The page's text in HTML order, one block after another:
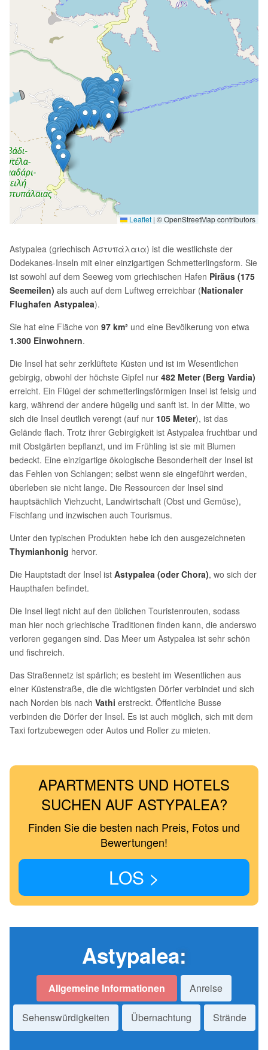
Leaflet | © OpenStreetMap contributors
Astypalea (griechisch Αστυπάλαια) ist die westlichste der
Dodekanes-Inseln mit einer einzigartigen Schmetterlingsform. Sie
ist sowohl auf dem Seeweg vom griechischen Hafen Piräus (175
Seemeilen) als auch auf dem Luftweg erreichbar (Nationaler
Flughafen Astypalea).
Sie hat eine Fläche von 97 km² und eine Bevölkerung von etwa
1.300 Einwohnern.
Die Insel hat sehr zerklüftete Küsten und ist im Wesentlichen
gebirgig, obwohl der höchste Gipfel nur 482 Meter (Berg Vardia)
erreicht. Ein Flügel der schmetterlingsförmigen Insel ist felsig und
karg, während der andere hügelig und sanft ist. In der Mitte, wo
sich die Insel deutlich verengt (auf nur 105 Meter), ist das
Gelände flach. Trotz ihrer Gebirgigkeit ist Astypalea fruchtbar und
mit Obstgärten bepflanzt, und im Frühling ist sie mit Blumen
bedeckt. Eine einzigartige ökologische Besonderheit der Insel ist
das Fehlen von Schlangen; selbst wenn sie eingeführt werden,
überleben sie nicht lange. Die Ressourcen der Insel sind
hauptsächlich Viehzucht, Landwirtschaft (Obst und Gemüse),
Fischfang und inzwischen auch Tourismus.
Unter den typischen Produkten hebe ich den ausgezeichneten
Thymianhonig hervor.
Die Hauptstadt der Insel ist Astypalea (oder Chora), wo sich der
Haupthafen befindet.
Die Insel liegt nicht auf den üblichen Touristenrouten, sodass
man hier noch griechische Traditionen finden kann, die anderswo
verloren gegangen sind. Das Meer um Astypalea ist sehr schön
und fischreich.
Das Straßennetz ist spärlich; es besteht im Wesentlichen aus
einer Küstenstraße, die die wichtigsten Dörfer verbindet und sich
nach Norden bis nach Vathi erstreckt. Öffentliche Busse
verbinden die Dörfer der Insel. Es ist auch möglich, sich mit dem
Taxi fortzubewegen oder Autos und Roller zu mieten.
APARTMENTS UND HOTELS
SUCHEN AUF ASTYPALEA?
Finden Sie die besten nach Preis, Fotos und
Bewertungen!
LOS >
Astypalea:
Allgemeine Informationen Anreise
Sehenswürdigkeiten Übernachtung Strände